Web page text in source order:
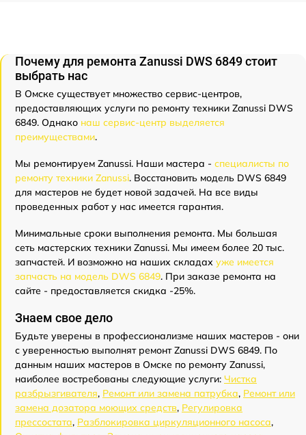
Почему для ремонта Zanussi DWS 6849 стоит
выбрать нас
В Омске существует множество сервис-центров,
предоставляющих услуги по ремонту техники Zanussi DWS
6849. Однако наш сервис-центр выделяется
преимуществами.
Мы ремонтируем Zanussi. Наши мастера - специалисты по
ремонту техники Zanussi. Восстановить модель DWS 6849
для мастеров не будет новой задачей. На все виды
проведенных работ у нас имеется гарантия.
Минимальные сроки выполнения ремонта. Мы большая
сеть мастерских техники Zanussi. Мы имеем более 20 тыс.
запчастей. И возможно на наших складах уже имеется
запчасть на модель DWS 6849. При заказе ремонта на
сайте - предоставляется скидка -25%.
Знаем свое дело
Будьте уверены в профессионализме наших мастеров - они
с уверенностью выполнят ремонт Zanussi DWS 6849. По
данным наших мастеров в Омске по ремонту Zanussi,
наиболее востребованы следующие услуги: Чистка
разбрызгивателя, Ремонт или замена патрубка, Ремонт или
замена дозатора моющих средств, Регулировка
прессостата, Разблокировка циркуляционного насоса,